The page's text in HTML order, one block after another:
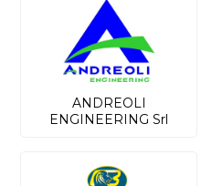
ANDREOLI
ENGINEERING Srl